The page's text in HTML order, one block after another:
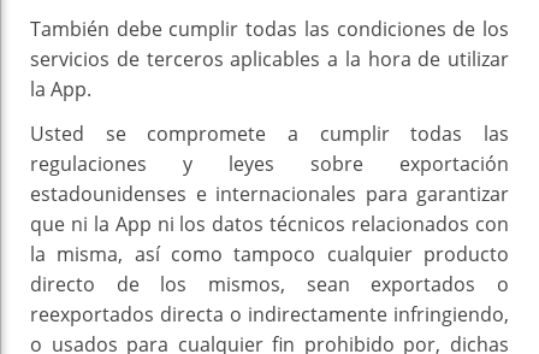
También debe cumplir todas las condiciones de los
servicios de terceros aplicables a la hora de utilizar
la App.
Usted se compromete a cumplir todas las
regulaciones y leyes sobre exportación
estadounidenses e internacionales para garantizar
que ni la App ni los datos técnicos relacionados con
la misma, así como tampoco cualquier producto
directo de los mismos, sean exportados o
reexportados directa o indirectamente infringiendo,
o usados para cualquier fin prohibido por, dichas